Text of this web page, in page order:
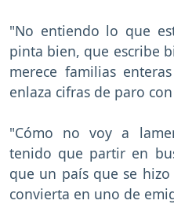
"No entiendo lo que
pinta bien, que escribe
merece familias
enlaza cifras de paro
"Cómo no voy a
tenido que partir en
que un país que se
convierta en uno de